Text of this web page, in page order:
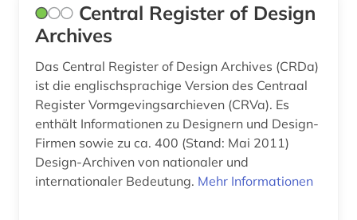
zeitschrift (1)
Central Register of Design
Archives
Das Central Register of Design Archives (CRDa)
ist die englischsprachige Version des Centraal
Register Vormgevingsarchieven (CRVa). Es
enthält Informationen zu Designern und Design-
Firmen sowie zu ca. 400 (Stand: Mai 2011)
Design-Archiven von nationaler und
internationaler Bedeutung. Mehr Informationen